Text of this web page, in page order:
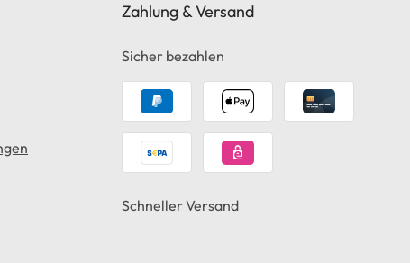
Zahlung & Versand
Sicher bezahlen
Schneller Versand